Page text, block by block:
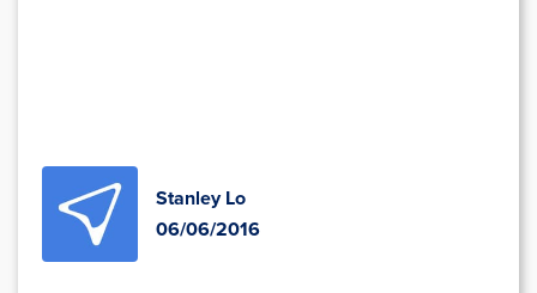
Stanley Lo
06/06/2016